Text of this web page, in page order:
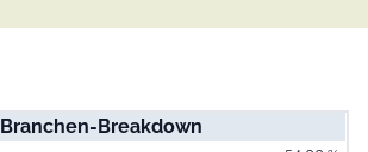
Branchen-Breakdown